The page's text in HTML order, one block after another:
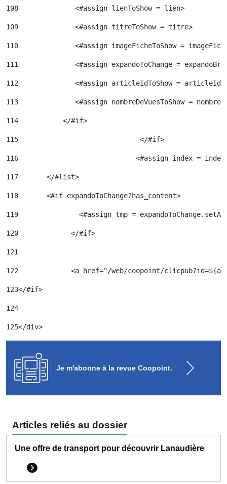
108
              <#assign lienToShow = lien>
109
              <#assign titreToShow = titre>
110
<#assign imageFicheToShow =
111
<#assign expandoToChange =
112
<#assign articleIdToShow =
113
<#assign nombreDeVuesToShow =
114
           </#if>
115
				 </#if>
116
<#assign index =
117
	  </#list>
118
	  <#if expandoToChange?has_content>
119
120
121
122
<a href="/web/coopoint/
123</#if>
124
125</div>
Je m'abonne à la revue Coopoint.
Articles reliés au dossier
Une offre de transport pour découvrir Lanaudière